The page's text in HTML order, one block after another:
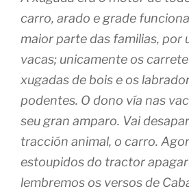
carro, arado e grade
maior parte das familias, por
vacas; unicamente os
xugadas de bois e os
podentes. O dono vía nas
seu gran amparo. Vai
tracción animal, o carro.
estoupidos do tractor
lembremos os versos de